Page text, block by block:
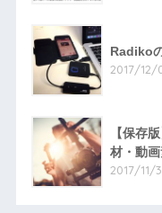
Radiko
2017/12/
【保存
材・動
2017/11/